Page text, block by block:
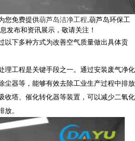
您免费提供葫芦岛洁净工程,葫芦岛环保工
发布和资讯展示，敬请关注！
以下多种方式为改善空气质量做出具体贡
理工程是关键手段之一。通过安装废气净化
尘器等，能够有效去除工业生产过程中排放
收塔、催化转化器等装置，可以减少二氧化
。